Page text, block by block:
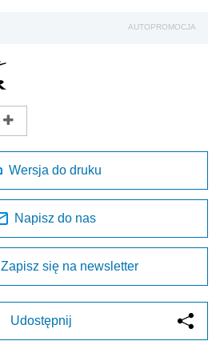
AUTOPROMOCJA
Wersja do druku
Napisz do nas
Zapisz się na newsletter
Udostępnij